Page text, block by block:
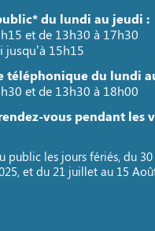
du lundi au jeudi :
et de 13h30 à 17h30
jusqu’à 15h15
téléphonique du lundi
et de 13h30 à 18h00
vous pendant les
public les jours fériés, du
et du 21 juillet au 15